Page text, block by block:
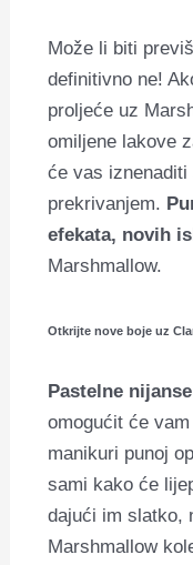
Može li biti
definitivno ne!
proljeće uz
omiljene lakove
će vas
prekrivanjem.
efekata, novih
Marshmallow.
Otkrijte nove boje uz
Pastelne
omogućit će
manikuri punoj
sami kako će
dajući im slatko,
Marshmallow